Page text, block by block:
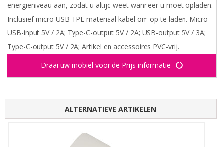
energieniveau aan, zodat u altijd weet wanneer u moet opladen.
Inclusief micro USB TPE materiaal kabel om op te laden. Micro
USB-input 5V / 2A; Type-C-output 5V / 2A; USB-output 5V / 3A;
Type-C-output 5V / 2A; Artikel en accessoires PVC-vrij.
Draai uw mobiel voor de Prijs informatie
ALTERNATIEVE ARTIKELEN